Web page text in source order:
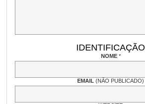
IDENTIFICAÇÃO
NOME *
EMAIL(NÃO PUBLICADO)